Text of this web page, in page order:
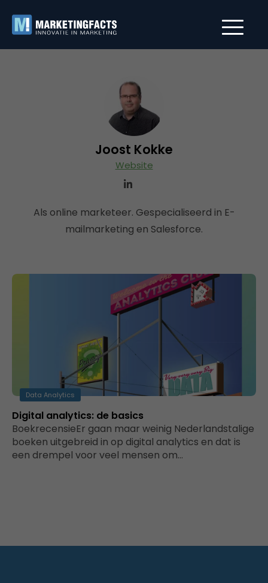
Joost Kokke
Website
Als online marketeer. Gespecialiseerd in E-
mailmarketing en Salesforce.
Data Analytics
Digital analytics: de basics
BoekrecensieEr gaan maar weinig Nederlandstalige
boeken uitgebreid in op digital analytics en dat is
een drempel voor veel mensen om…